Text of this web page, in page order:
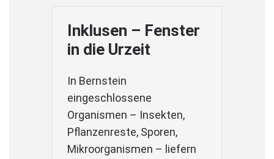
Inklusen – Fenster
in die Urzeit
In Bernstein
eingeschlossene
Organismen – Insekten,
Pflanzenreste, Sporen,
Mikroorganismen – liefern